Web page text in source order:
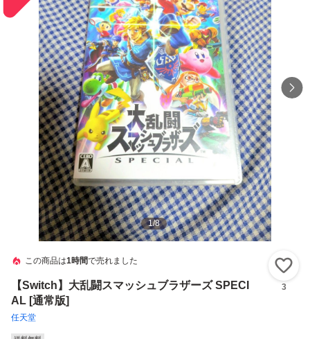
1/8
この商品は1時間で売れました
【Switch】大乱闘スマッシュブラザーズ SPECI
AL [通常版]
任天堂
3